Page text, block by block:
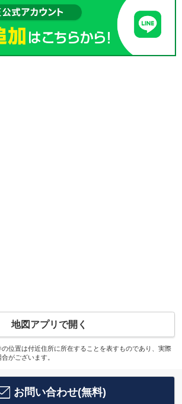
地図アプリで開く
位置は付近住所に所在することを表すものであり、実際
がございます。
お問い合わせ(無料)